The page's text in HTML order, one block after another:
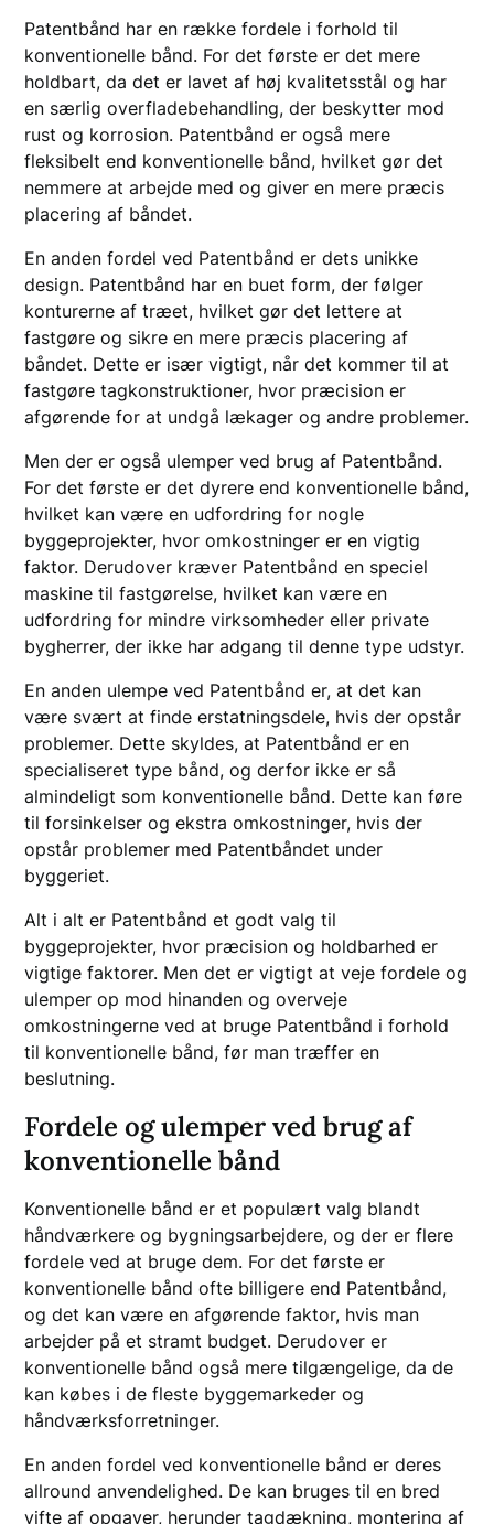
Patentbånd har en række fordele i forhold til
konventionelle bånd. For det første er det mere
holdbart, da det er lavet af høj kvalitetsstål og har
en særlig overfladebehandling, der beskytter mod
rust og korrosion. Patentbånd er også mere
fleksibelt end konventionelle bånd, hvilket gør det
nemmere at arbejde med og giver en mere præcis
placering af båndet.
En anden fordel ved Patentbånd er dets unikke
design. Patentbånd har en buet form, der følger
konturerne af træet, hvilket gør det lettere at
fastgøre og sikre en mere præcis placering af
båndet. Dette er især vigtigt, når det kommer til at
fastgøre tagkonstruktioner, hvor præcision er
afgørende for at undgå lækager og andre problemer.
Men der er også ulemper ved brug af Patentbånd.
For det første er det dyrere end konventionelle bånd,
hvilket kan være en udfordring for nogle
byggeprojekter, hvor omkostninger er en vigtig
faktor. Derudover kræver Patentbånd en speciel
maskine til fastgørelse, hvilket kan være en
udfordring for mindre virksomheder eller private
bygherrer, der ikke har adgang til denne type udstyr.
En anden ulempe ved Patentbånd er, at det kan
være svært at finde erstatningsdele, hvis der opstår
problemer. Dette skyldes, at Patentbånd er en
specialiseret type bånd, og derfor ikke er så
almindeligt som konventionelle bånd. Dette kan føre
til forsinkelser og ekstra omkostninger, hvis der
opstår problemer med Patentbåndet under
byggeriet.
Alt i alt er Patentbånd et godt valg til
byggeprojekter, hvor præcision og holdbarhed er
vigtige faktorer. Men det er vigtigt at veje fordele og
ulemper op mod hinanden og overveje
omkostningerne ved at bruge Patentbånd i forhold
til konventionelle bånd, før man træffer en
beslutning.
Fordele og ulemper ved brug af
konventionelle bånd
Konventionelle bånd er et populært valg blandt
håndværkere og bygningsarbejdere, og der er flere
fordele ved at bruge dem. For det første er
konventionelle bånd ofte billigere end Patentbånd,
og det kan være en afgørende faktor, hvis man
arbejder på et stramt budget. Derudover er
konventionelle bånd også mere tilgængelige, da de
kan købes i de fleste byggemarkeder og
håndværksforretninger.
En anden fordel ved konventionelle bånd er deres
allround anvendelighed. De kan bruges til en bred
vifte af opgaver, herunder tagdækning, montering af